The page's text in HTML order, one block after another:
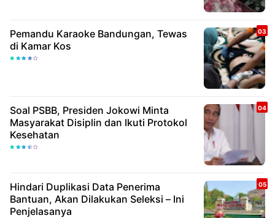
Pemandu Karaoke Bandungan, Tewas
di Kamar Kos
Soal PSBB, Presiden Jokowi Minta
Masyarakat Disiplin dan Ikuti Protokol
Kesehatan
Hindari Duplikasi Data Penerima
Bantuan, Akan Dilakukan Seleksi – Ini
Penjelasanya